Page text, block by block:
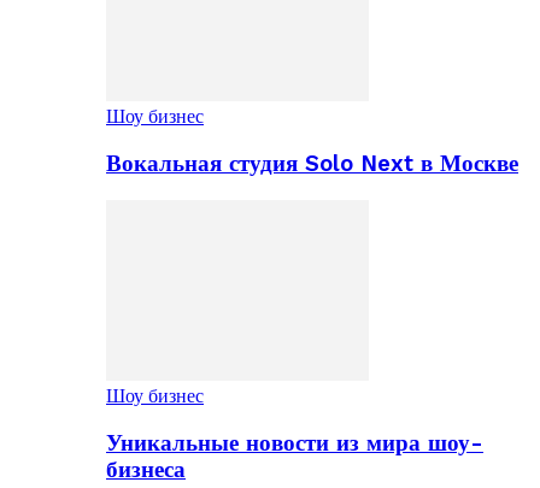
Шоу бизнес
Вокальная студия Solo Next в Москве
Шоу бизнес
Уникальные новости из мира шоу-
бизнеса